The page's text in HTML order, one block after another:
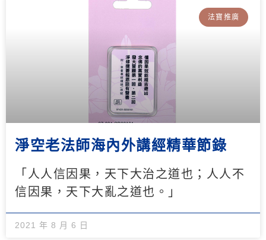
法寶推廣
淨空老法師海內外講經精華節錄
「人人信因果，天下大治之道也；人人不
信因果，天下大亂之道也。」
2021 年 8 月 6 日